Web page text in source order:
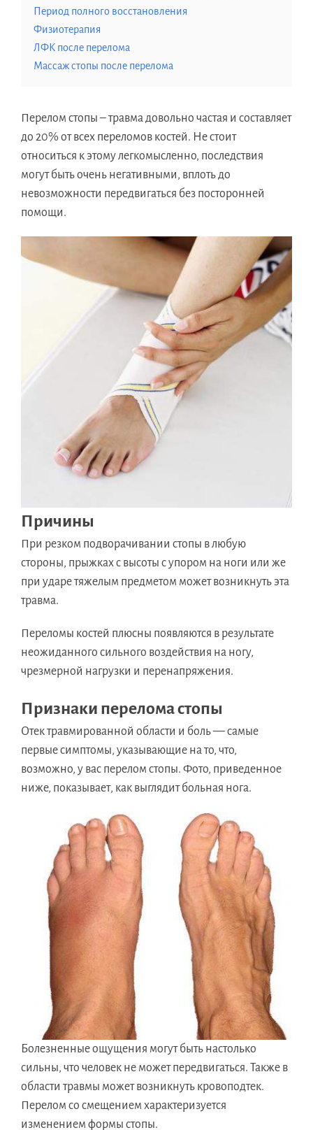
Период полного восстановления
Физиотерапия
ЛФК после перелома
Массаж стопы после перелома
Перелом стопы – травма довольно частая и составляет
до 20% от всех переломов костей. Не стоит
относиться к этому легкомысленно, последствия
могут быть очень негативными, вплоть до
невозможности передвигаться без посторонней
помощи.
Причины
При резком подворачивании стопы в любую
стороны, прыжках с высоты с упором на ноги или же
при ударе тяжелым предметом может возникнуть эта
травма.
Переломы костей плюсны появляются в результате
неожиданного сильного воздействия на ногу,
чрезмерной нагрузки и перенапряжения.
Признаки перелома стопы
Отек травмированной области и боль — самые
первые симптомы, указывающие на то, что,
возможно, у вас перелом стопы. Фото, приведенное
ниже, показывает, как выглядит больная нога.
Болезненные ощущения могут быть настолько
сильны, что человек не может передвигаться. Также в
области травмы может возникнуть кровоподтек.
Перелом со смещением характеризуется
изменением формы стопы.